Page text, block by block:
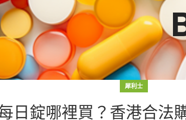
犀利士
日錠哪裡買？香港合法